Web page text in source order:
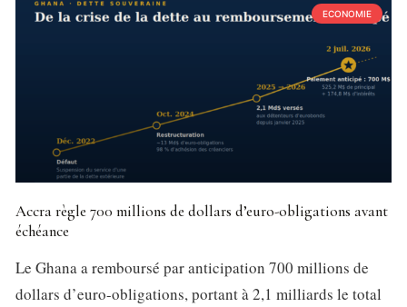
ECONOMIE
Accra règle 700 millions de dollars d’euro-obligations avant
échéance
Le Ghana a remboursé par anticipation 700 millions de
dollars d’euro-obligations, portant à 2,1 milliards le total